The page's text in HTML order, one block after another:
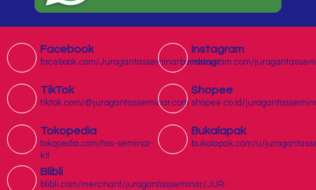
Facebook
facebook.com/Juragantasseminarbandung/
Instagram
instagram.com/
TikTok
tiktok.com/@juragantasseminar.com
Shopee
shopee.co.id/
Tokopedia
tokopedia.com/tas-seminar-
kit
Bukalapak
bukalapak.com/u/
Blibli
blibli.com/merchant/juragantasseminar/JUR-